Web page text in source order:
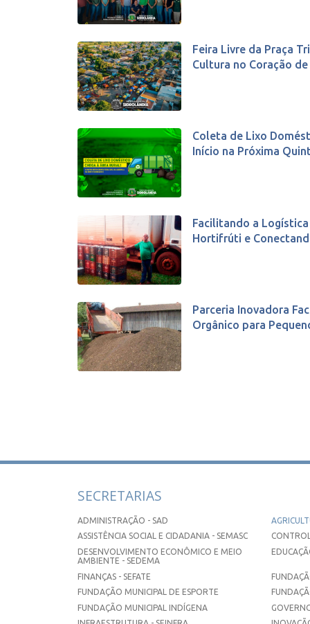
Feira Livre da Praça
Cultura no Coração
Coleta de Lixo
Início na Próxima
Facilitando a
Hortifrúti e
Parceria Inovadora
Orgânico para
SECRETARIAS
ADMINISTRAÇÃO - SAD
ASSISTÊNCIA SOCIAL E CIDADANIA - SEMASC
DESENVOLVIMENTO ECONÔMICO E MEIO
AMBIENTE - SEDEMA
FINANÇAS - SEFATE
FUNDAÇÃO MUNICIPAL DE ESPORTE
FUNDAÇÃO MUNICIPAL INDÍGENA